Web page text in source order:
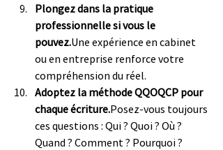
Plongez dans la pratique
professionnelle si vous le
pouvez.Une expérience en cabinet
ou en entreprise renforce votre
compréhension du réel.
Adoptez la méthode QQOQCP pour
chaque écriture.Posez-vous toujours
ces questions : Qui ? Quoi ? Où ?
Quand ? Comment ? Pourquoi ?